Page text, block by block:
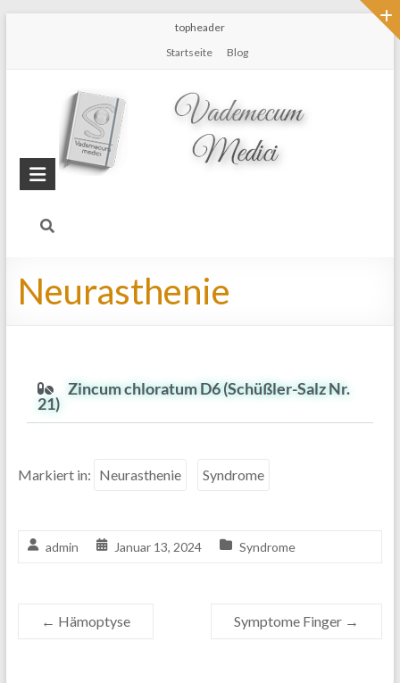
topheader
Startseite
Blog
Neurasthenie
Zincum chloratum D6 (Schüßler-Salz Nr.
21)
Markiert in: Neurasthenie Syndrome
admin Januar 13, 2024 Syndrome
← Hämoptyse Symptome Finger →